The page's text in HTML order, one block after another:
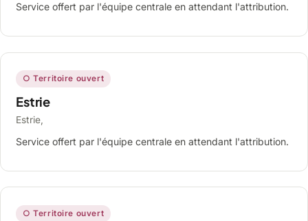
Service offert par l'équipe centrale en attendant l'attribution.
○ Territoire ouvert
Estrie
Estrie,
Service offert par l'équipe centrale en attendant l'attribution.
○ Territoire ouvert